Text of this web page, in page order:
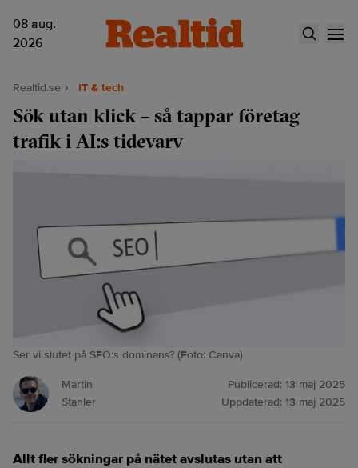
08 aug.
2026
Realtid.se IT & tech
Sök utan klick – så tappar företag
trafik i AI:s tidevarv
Ser vi slutet på SEO:s dominans? (Foto: Canva)
Martin
Stanler
Publicerad: 13 maj 2025
Uppdaterad: 13 maj 2025
Allt fler sökningar på nätet avslutas utan att